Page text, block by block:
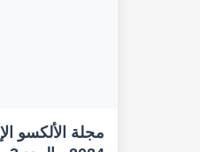
مجلة الألكسو